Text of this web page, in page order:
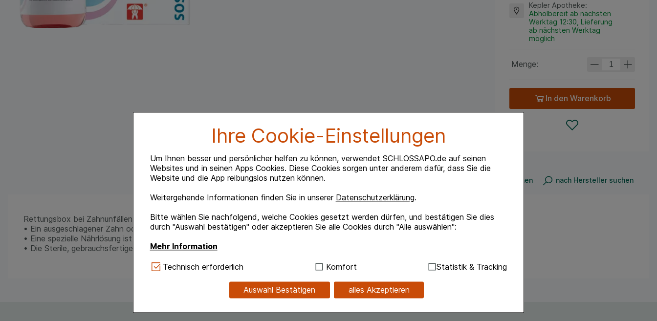
Ihre Cookie-Einstellungen
Um Ihnen besser und persönlicher helfen zu können, verwendet SCHLOSSAPO.de auf seinen
Websites und in seinen Apps Cookies. Diese Cookies sorgen unter anderem dafür, dass Sie die
Website und die App reibungslos nutzen können.
Weitergehende Informationen finden Sie in unserer Datenschutzerklärung.
Bitte wählen Sie nachfolgend, welche Cookies gesetzt werden dürfen, und bestätigen Sie dies
durch "Auswahl bestätigen" oder akzeptieren Sie alle Cookies durch "Alle auswählen":
Mehr Information
Technisch Notwendig:Hierbei handelt es sich um Cookies, die für die Grundfunktionen unserer
verzichtet werden kann.
gestalten, beispielsweise für die Wiedererkennung des Besuchers oder unsere Seite an bevorzugte
Technisch erforderlich Komfort Statistik & Tracking
Auswahl Bestätigen alles Akzeptieren
Kepler Apotheke:
Abholbereit ab nächsten
Werktag 12:30, Lieferung
ab nächsten Werktag
möglich
Menge:
In den Warenkorb
nach Produkt suchen nach Hersteller suchen
Rettungsbox bei Zahnunfällen
• Ein ausgeschlagener Zahn oder Zahnbruchstück können reimplantiert werden
• Eine spezielle Nährlösung ist nachweislich die beste Aufbewahrung zum Erhalt des eigenen Zahnes
• Die Sterile, gebrauchsfertige Lösung hält den Zahn bis zu 48 Stunden lebensfähig